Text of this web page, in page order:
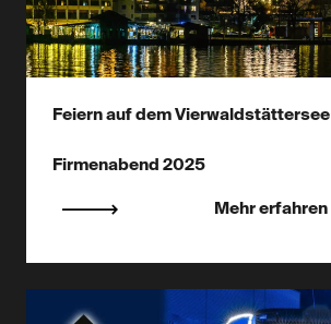
Feiern auf dem Vierwaldstättersee
Firmenabend 2025
Mehr erfahren